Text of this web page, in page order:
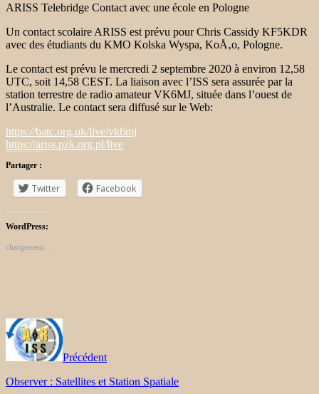
ARISS Telebridge Contact avec une école en Pologne
Un contact scolaire ARISS est prévu pour Chris Cassidy KF5KDR
avec des étudiants du KMO Kolska Wyspa, KoÅ‚o, Pologne.
Le contact est prévu le mercredi 2 septembre 2020 à environ 12,58
UTC, soit 14,58 CEST. La liaison avec l’ISS sera assurée par la
station terrestre de radio amateur VK6MJ, située dans l’ouest de
l’Australie. Le contact sera diffusé sur le Web:
https://batc.org.uk/live/vk6mj
https://ariss.pzk.org.pl/live
Partager :
Twitter Facebook
WordPress:
chargement…
Précédent
Observer : Satellites et Station Spatiale